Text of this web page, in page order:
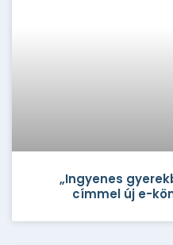
„Ingyenes
címmel új e-